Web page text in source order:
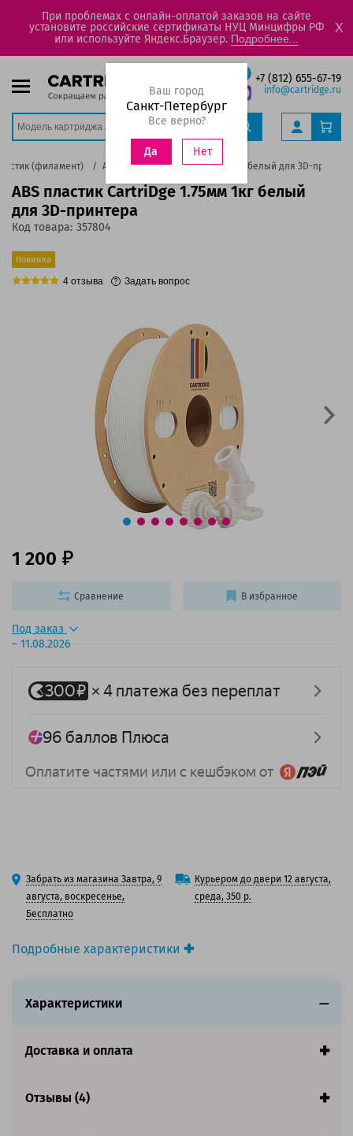
При проблемах с онлайн-оплатой заказов на сайте
установите российские сертификаты НУЦ Минцифры РФ
или используйте Яндекс.Браузер. Подробнее...
X
+7 (812) 655-67-19
info@cartridge.ru
Ваш город
Санкт-Петербург
Все верно?
Да Нет
(филамент) ABS пластик CartriDge 1.75мм 1кг белый для 3D-
ABS пластик CartriDge 1.75мм 1кг белый
для 3D-принтера
Код товара: 357804
Новинка
4 отзыва Задать вопрос
Подробные характеристики
Цвет:Белый
Страна:Китай
Под заказ
~ 11.08.2026
1 200
Забрать из магазина Завтра, 9
августа, воскресенье,
Бесплатно
Курьером до двери 12 августа,
среда, 350 р.
Сравнение В избранное
Характеристики
Доставка и оплата
Отзывы (4)